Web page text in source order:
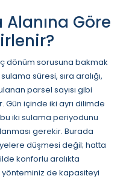
Göre
dönüm sorusuna bakmak
süresi, sıra aralığı,
parsel sayısı gibi
içinde iki ayrı dilimde
iki sulama periyodunu
gerekir. Burada
düşmesi değil; hatta
konforlu aralıkta
yönteminiz de kapasiteyi